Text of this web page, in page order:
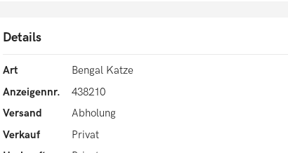
Details
Art
Bengal Katze
Anzeigennr.
438210
Versand
Abholung
Verkauf
Privat